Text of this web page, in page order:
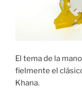
El tema de la
fielmente el
Khana.